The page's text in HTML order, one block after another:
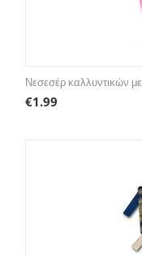
Νεσεσέρ καλλυντικών
€1.99